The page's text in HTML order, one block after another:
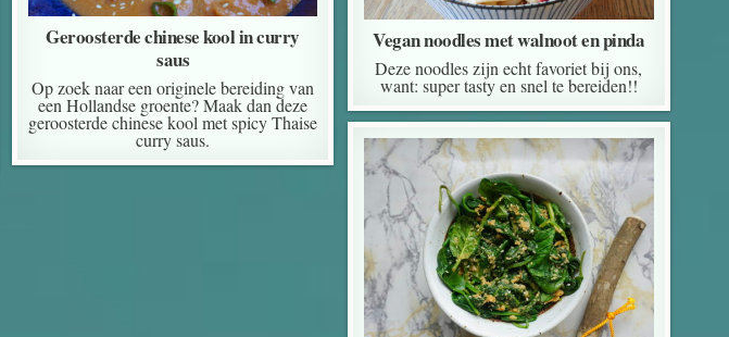
Geroosterde chinese kool in curry
saus
Op zoek naar een originele bereiding van
een Hollandse groente? Maak dan deze
geroosterde chinese kool met spicy Thaise
curry saus.
Vegan noodles met walnoot en pinda
Deze noodles zijn echt favoriet bij ons,
want: super tasty en snel te bereiden!!